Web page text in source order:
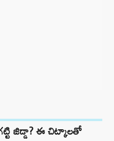
జిడ్డా? ఈ చిట్కాలతో